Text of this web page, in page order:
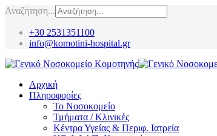
Αναζήτηση...
+30 2531351100
info@komotini-hospital.gr
Αρχική
Πληροφορίες
Το Νοσοκομείο
Τμήματα / Κλινικές
Κέντρα Υγείας & Περιφ. Ιατρεία